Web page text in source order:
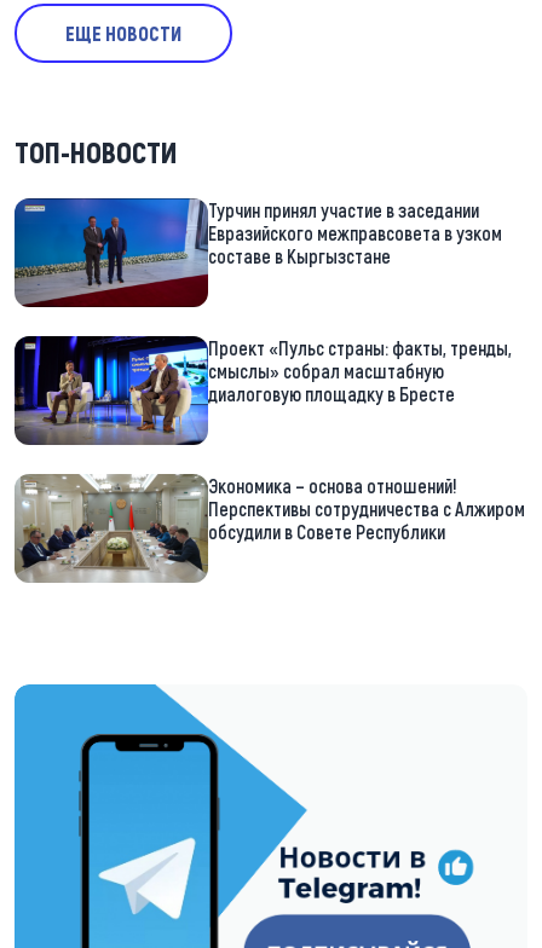
ЕЩЕ НОВОСТИ
ТОП-НОВОСТИ
Турчин принял участие в заседании
Евразийского межправсовета в узком
составе в Кыргызстане
Проект «Пульс страны: факты, тренды,
смыслы» собрал масштабную
диалоговую площадку в Бресте
Экономика – основа отношений!
Перспективы сотрудничества с Алжиром
обсудили в Совете Республики
https://t.me/minskctvby